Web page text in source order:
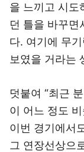
을 느끼고 시도
던 틀을 바꾸면
다. 여기에 무
보였을 거라는
덧붙여 “최근
이 어느 정도
이번 경기에서
그 연장선상으